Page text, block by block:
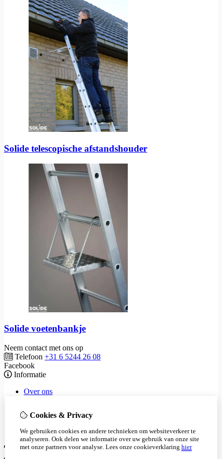
Solide telescopische afstandshouder
Solide voetenbankje
Neem contact met ons op
Telefoon +31 6 5244 26 08
Facebook
Informatie
Over ons
Privacyverklaring
Algemene voorwaarden
Mijn account
Cookies & Privacy
We gebruiken cookies en andere technieken om websiteverkeer te
analyseren. Ook delen we informatie over uw gebruik van onze site
met onze partners voor analyse. Lees onze cookieverklaring hier